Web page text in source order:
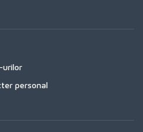
urilor
personal